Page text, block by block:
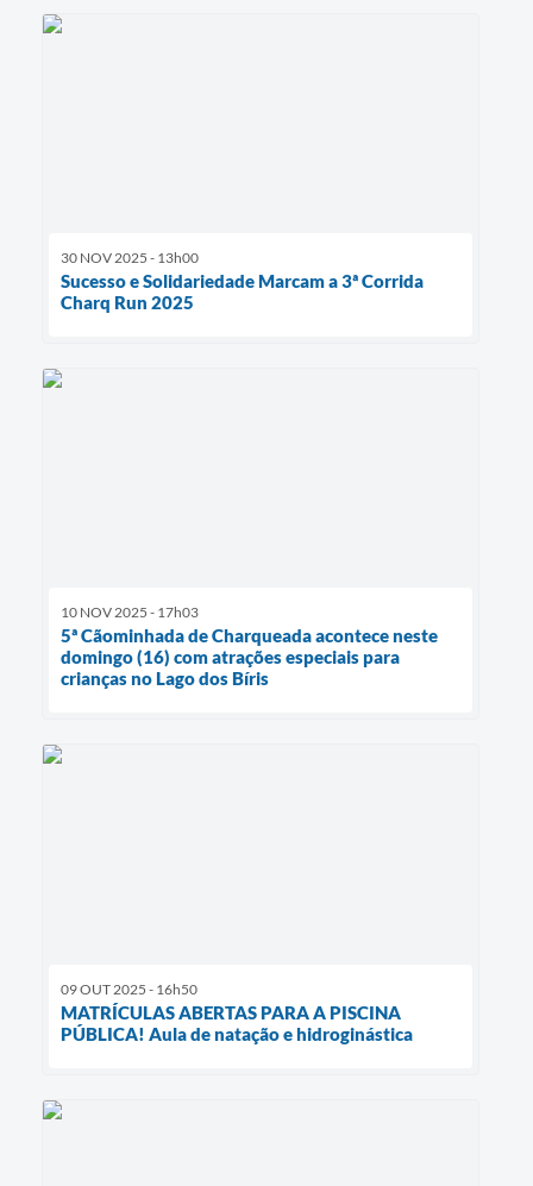
30 NOV 2025 - 13h00
Sucesso e Solidariedade Marcam a 3ª Corrida
Charq Run 2025
10 NOV 2025 - 17h03
5ª Cãominhada de Charqueada acontece neste
domingo (16) com atrações especiais para
crianças no Lago dos Bíris
09 OUT 2025 - 16h50
MATRÍCULAS ABERTAS PARA A PISCINA
PÚBLICA! Aula de natação e hidroginástica